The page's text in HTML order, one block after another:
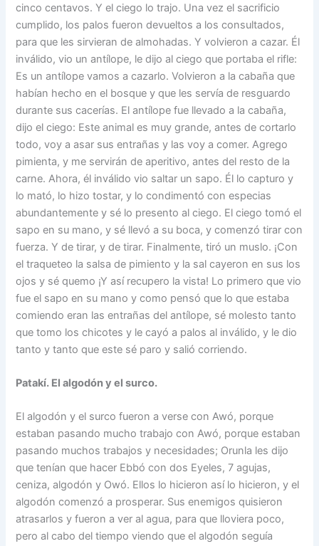
cinco centavos. Y el ciego lo trajo. Una vez el sacrificio
cumplido, los palos fueron devueltos a los consultados,
para que les sirvieran de almohadas. Y volvieron a cazar. Él
inválido, vio un antílope, le dijo al ciego que portaba el rifle:
Es un antílope vamos a cazarlo. Volvieron a la cabaña que
habían hecho en el bosque y que les servía de resguardo
durante sus cacerías. El antílope fue llevado a la cabaña,
dijo el ciego: Este animal es muy grande, antes de cortarlo
todo, voy a asar sus entrañas y las voy a comer. Agrego
pimienta, y me servirán de aperitivo, antes del resto de la
carne. Ahora, él inválido vio saltar un sapo. Él lo capturo y
lo mató, lo hizo tostar, y lo condimentó con especias
abundantemente y sé lo presento al ciego. El ciego tomó el
sapo en su mano, y sé llevó a su boca, y comenzó tirar con
fuerza. Y de tirar, y de tirar. Finalmente, tiró un muslo. ¡Con
el traqueteo la salsa de pimiento y la sal cayeron en sus los
ojos y sé quemo ¡Y así recupero la vista! Lo primero que vio
fue el sapo en su mano y como pensó que lo que estaba
comiendo eran las entrañas del antílope, sé molesto tanto
que tomo los chicotes y le cayó a palos al inválido, y le dio
tanto y tanto que este sé paro y salió corriendo.
Patakí. El algodón y el surco.
El algodón y el surco fueron a verse con Awó, porque
estaban pasando mucho trabajo con Awó, porque estaban
pasando muchos trabajos y necesidades; Orunla les dijo
que tenían que hacer Ebbó con dos Eyeles, 7 agujas,
ceniza, algodón y Owó. Ellos lo hicieron así lo hicieron, y el
algodón comenzó a prosperar. Sus enemigos quisieron
atrasarlos y fueron a ver al agua, para que lloviera poco,
pero al cabo del tiempo viendo que el algodón seguía